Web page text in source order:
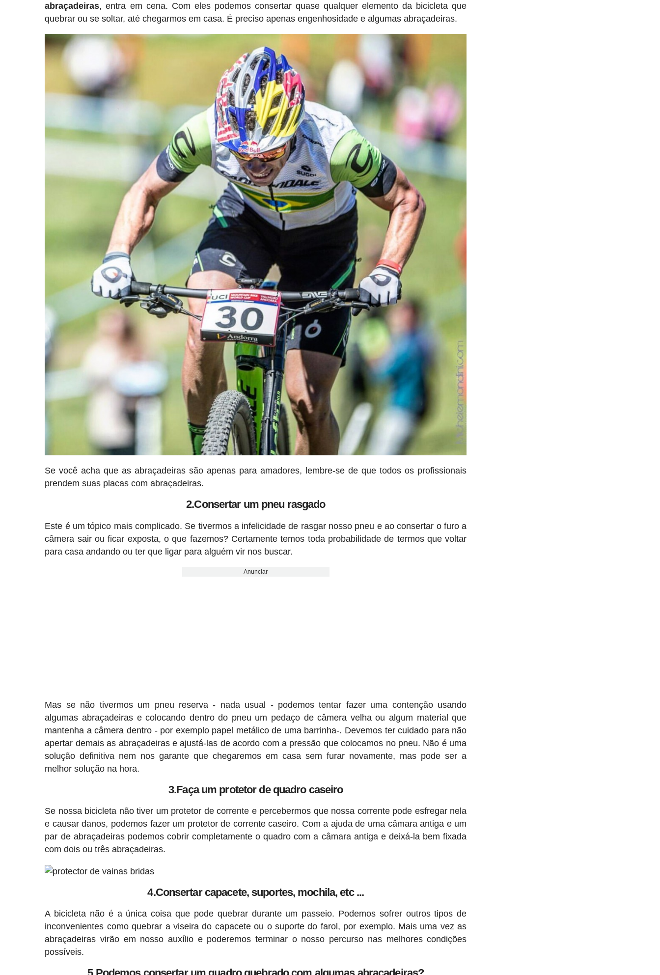
abraçadeiras, entra em cena. Com eles podemos consertar quase qualquer elemento da bicicleta que
quebrar ou se soltar, até chegarmos em casa. É preciso apenas engenhosidade e algumas abraçadeiras.
Se você acha que as abraçadeiras são apenas para amadores, lembre-se de que todos os profissionais
prendem suas placas com abraçadeiras.
2.Consertar um pneu rasgado
Este é um tópico mais complicado. Se tivermos a infelicidade de rasgar nosso pneu e ao consertar o furo a
câmera sair ou ficar exposta, o que fazemos? Certamente temos toda probabilidade de termos que voltar
para casa andando ou ter que ligar para alguém vir nos buscar.
Anunciar
Mas se não tivermos um pneu reserva - nada usual - podemos tentar fazer uma contenção usando
algumas abraçadeiras e colocando dentro do pneu um pedaço de câmera velha ou algum material que
mantenha a câmera dentro - por exemplo papel metálico de uma barrinha-. Devemos ter cuidado para não
apertar demais as abraçadeiras e ajustá-las de acordo com a pressão que colocamos no pneu. Não é uma
solução definitiva nem nos garante que chegaremos em casa sem furar novamente, mas pode ser a
melhor solução na hora.
3.Faça um protetor de quadro caseiro
Se nossa bicicleta não tiver um protetor de corrente e percebermos que nossa corrente pode esfregar nela
e causar danos, podemos fazer um protetor de corrente caseiro. Com a ajuda de uma câmara antiga e um
par de abraçadeiras podemos cobrir completamente o quadro com a câmara antiga e deixá-la bem fixada
com dois ou três abraçadeiras.
4.Consertar capacete, suportes, mochila, etc ...
A bicicleta não é a única coisa que pode quebrar durante um passeio. Podemos sofrer outros tipos de
inconvenientes como quebrar a viseira do capacete ou o suporte do farol, por exemplo. Mais uma vez as
abraçadeiras virão em nosso auxílio e poderemos terminar o nosso percurso nas melhores condições
possíveis.